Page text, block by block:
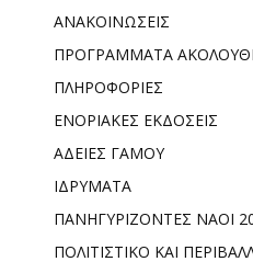
ΑΝΑΚΟΙΝΩΣΕΙΣ
ΠΡΟΓΡΑΜΜΑΤΑ
ΠΛΗΡΟΦΟΡΙΕΣ
ΕΝΟΡΙΑΚΕΣ ΕΚΔΟΣΕΙΣ
ΑΔΕΙΕΣ ΓΑΜΟΥ
ΙΔΡΥΜΑΤΑ
ΠΑΝΗΓΥΡΙΖΟΝΤΕΣ ΝΑΟΙ
ΠΟΛΙΤΙΣΤΙΚΟ ΚΑΙ